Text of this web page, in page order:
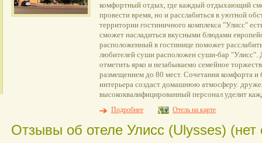
комфортный отдых, где каждый отдыхающий
провести время, но и расслабиться в уютной
территории гостиничного комплекса "Улисс"
сможет насладиться вкусными блюдами
расположенный в гостинице поможет
любителей суши расположен суши-бар
отметить ярко и незабываемо семейное
размещением до 80 мест. Сочетания комфорта и
интерьера создаст домашнюю атмосферу.
высококвалифицированный персонал уделит
Подробнее
Отель на карте
Отзывы об отеле Улисс (Ulysses) (нет